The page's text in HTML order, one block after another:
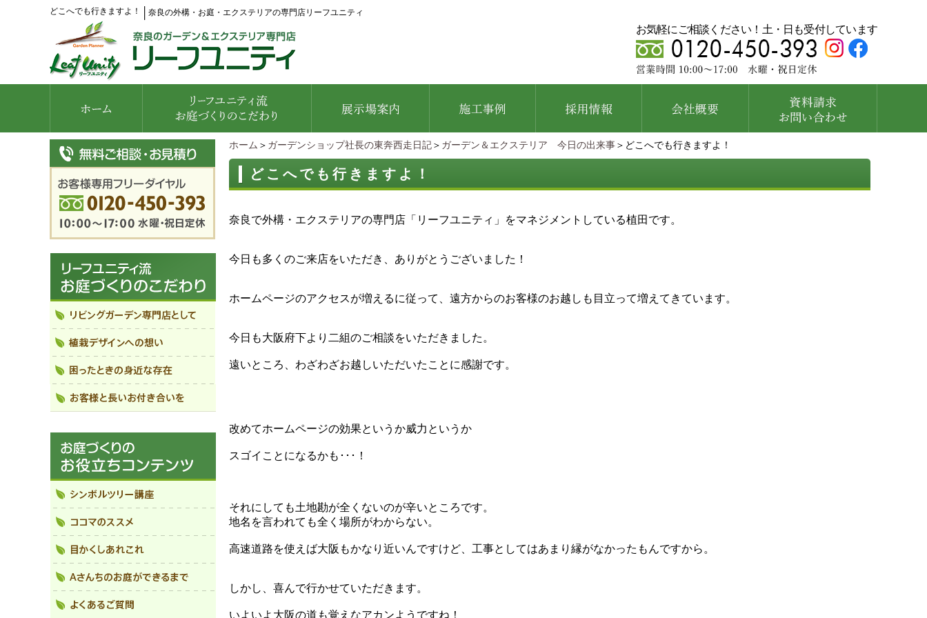
どこへでも行きますよ！ 奈良の外構・お庭・エクステリアの専門店リーフユニティ
お気軽にご相談ください！土・日も受付しています
ホーム ＞ ガーデンショップ社長の東奔西走日記 ＞ ガーデン＆エクステリア 今日の出来事 ＞どこへでも行きますよ！
どこへでも行きますよ！
奈良で外構・エクステリアの専門店「リーフユニティ」をマネジメントしている植田です。
今日も多くのご来店をいただき、ありがとうございました！
ホームページのアクセスが増えるに従って、遠方からのお客様のお越しも目立って増えてきています。
今日も大阪府下より二組のご相談をいただきました。
遠いところ、わざわざお越しいただいたことに感謝です。
改めてホームページの効果というか威力というか
スゴイことになるかも･･･！
それにしても土地勘が全くないのが辛いところです。
地名を言われても全く場所がわからない。
高速道路を使えば大阪もかなり近いんですけど、工事としてはあまり縁がなかったもんですから。
しかし、喜んで行かせていただきます。
いよいよ大阪の道も覚えなアカンようですね！